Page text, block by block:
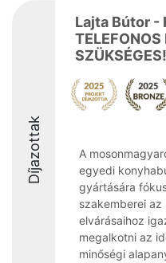
Díjazottak
Lajta Bútor -
TELEFONOS
SZÜKSÉGES!
A
egyedi
gyártására
szakemberei
elvárásaihoz
megalkotni az
minőségi